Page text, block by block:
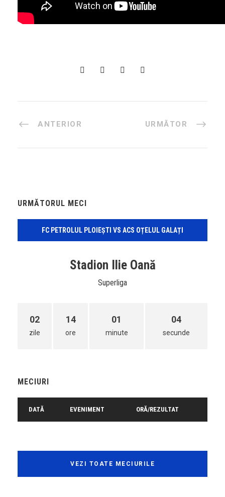
ANTERIOR URMĂTOR
URMĂTORUL MECI
FC PETROLUL PLOIEȘTI VS ACS OȚELUL GALAȚI
Stadion Ilie Oană
Superliga
02
zile
14
ore
01
minute
04
secunde
MECIURI
DATĂ EVENIMENT ORĂ/REZULTAT
VEZI TOATE MECIURILE